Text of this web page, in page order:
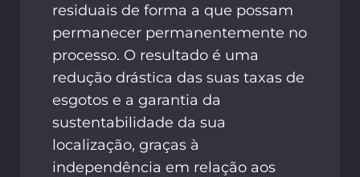
residuais de forma a que possam
permanecer permanentemente no
processo. O resultado é uma
redução drástica das suas taxas de
esgotos e a garantia da
sustentabilidade da sua
localização, graças à
independência em relação aos